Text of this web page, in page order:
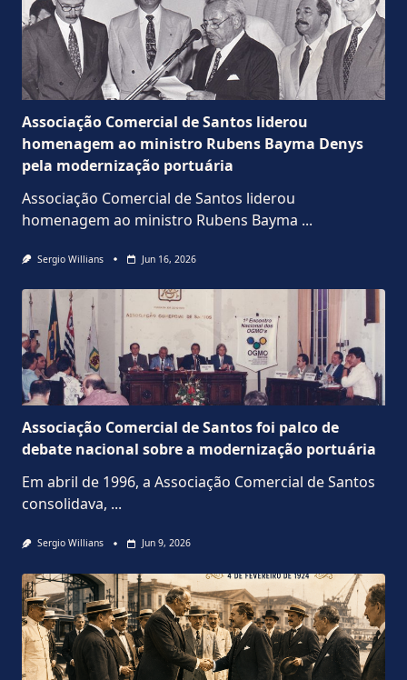
Associação Comercial de Santos liderou
homenagem ao ministro Rubens Bayma Denys
pela modernização portuária
Associação Comercial de Santos liderou
homenagem ao ministro Rubens Bayma ...
Sergio Willians Jun 16, 2026
Associação Comercial de Santos foi palco de
debate nacional sobre a modernização portuária
Em abril de 1996, a Associação Comercial de Santos
consolidava, ...
Sergio Willians Jun 9, 2026